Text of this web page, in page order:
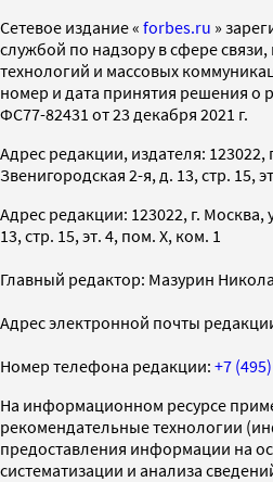
Cетевое издание « forbes.ru »
службой по надзору в сфере
технологий и массовых
номер и дата принятия решения о
ФС77-82431 от 23 декабря 2021 г.
Адрес редакции, издателя: 123022,
Звенигородская 2-я, д. 13, стр. 15,
Адрес редакции: 123022, г. Москва,
13, стр. 15, эт. 4, пом. X, ком. 1
Главный редактор: Мазурин
Адрес электронной почты
Номер телефона редакции: +7
На информационном ресурсе
рекомендательные технологии
предоставления информации на
систематизации и анализа